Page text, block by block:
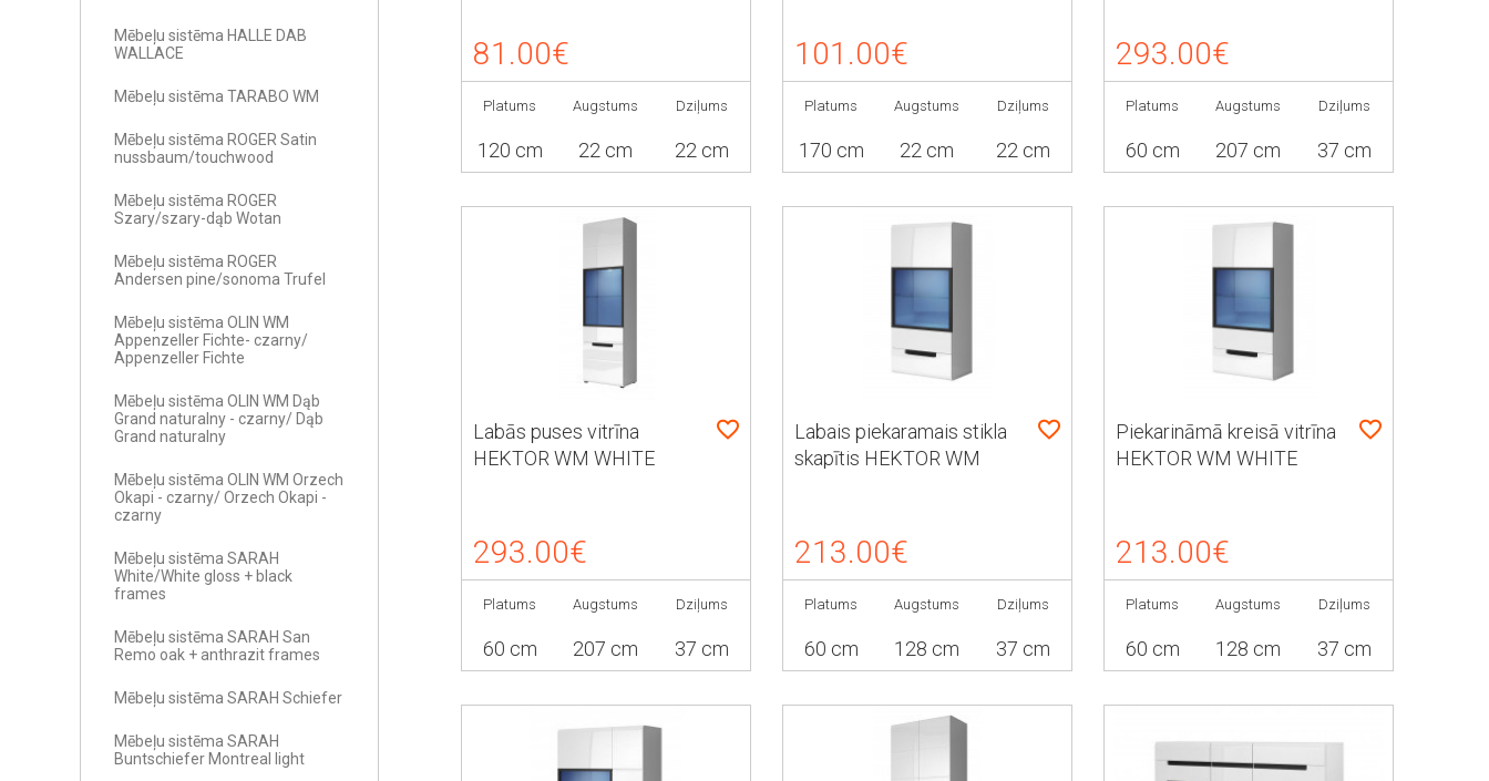
Mēbeļu sistēma HALLE DAB
WALLACE
Mēbeļu sistēma TARABO WM
Mēbeļu sistēma ROGER Satin
nussbaum/touchwood
Mēbeļu sistēma ROGER
Szary/szary-dąb Wotan
Mēbeļu sistēma ROGER
Andersen pine/sonoma Trufel
Mēbeļu sistēma OLIN WM
Appenzeller Fichte- czarny/
Appenzeller Fichte
Mēbeļu sistēma OLIN WM Dąb
Grand naturalny - czarny/ Dąb
Grand naturalny
Mēbeļu sistēma OLIN WM Orzech
Okapi - czarny/ Orzech Okapi -
czarny
Mēbeļu sistēma SARAH
White/White gloss + black
frames
Mēbeļu sistēma SARAH San
Remo oak + anthrazit frames
Mēbeļu sistēma SARAH Schiefer
Mēbeļu sistēma SARAH
Buntschiefer Montreal light
81.00€
Platums
120 cm
Augstums
22 cm
Dziļums
22 cm
101.00€
Platums
170 cm
Augstums
22 cm
Dziļums
22 cm
293.00€
Platums
60 cm
Augstums
207 cm
Dziļums
37 cm
Labās puses vitrīna
HEKTOR WM WHITE
293.00€
Platums
60 cm
Augstums
207 cm
Dziļums
37 cm
Labais piekaramais stikla
skapītis HEKTOR WM
213.00€
Platums
60 cm
Augstums
128 cm
Dziļums
37 cm
Piekarināmā kreisā vitrīna
HEKTOR WM WHITE
213.00€
Platums
60 cm
Augstums
128 cm
Dziļums
37 cm